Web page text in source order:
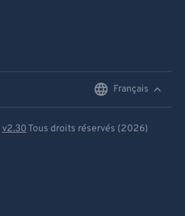
Français
v2.30 Tous droits réservés (2026)